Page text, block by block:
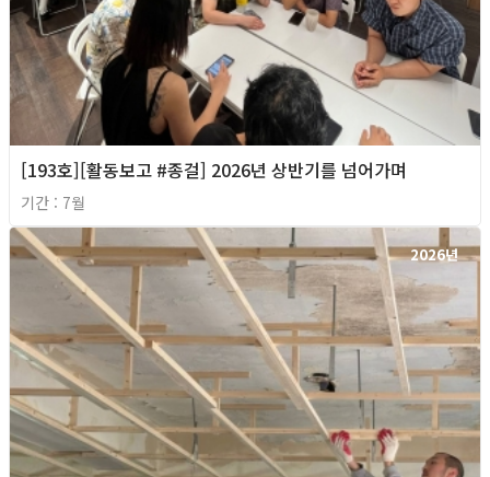
[193호][활동보고 #종걸] 2026년 상반기를 넘어가며
기간 : 7월
2026년